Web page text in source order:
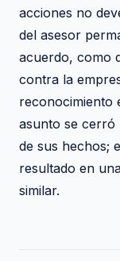
acciones no
del asesor
acuerdo, como
contra la
reconocimiento
asunto se cerró
de sus hechos;
resultado en
similar.